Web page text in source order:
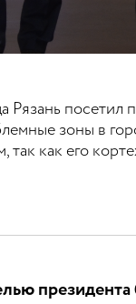
Рязань
зоны в
так как его